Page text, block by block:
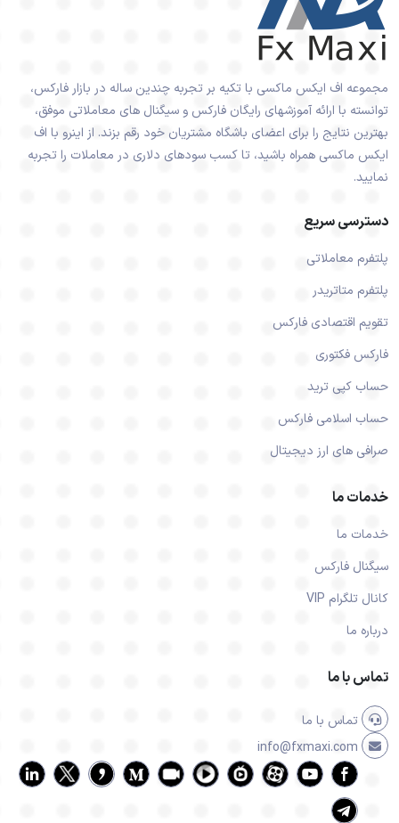
مجموعه اف ایکس ماکسی با تکیه بر تجربه چندین ساله در بازار فارکس،
توانسته با ارائه آموزشهای رایگان فارکس و سیگنال های معاملاتی موفق،
بهترین نتایج را برای اعضای باشگاه مشتریان خود رقم بزند. از اینرو با اف
ایکس ماکسی همراه باشید، تا کسب سودهای دلاری در معاملات را تجربه
نمایید.
دسترسی سریع
پلتفرم معاملاتی
پلتفرم متاتریدر
تقویم اقتصادی فارکس
فارکس فکتوری
حساب کپی ترید
حساب اسلامی فارکس
صرافی های ارز دیجیتال
خدمات ما
خدمات ما
سیگنال فارکس
کانال تلگرام VIP
درباره ما
تماس با ما
تماس با ما